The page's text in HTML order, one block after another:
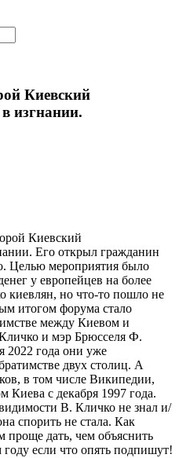
Киевский
изгнании.
Киевский
Его открыл гражданин
Целью мероприятия было
у европейцев на более
киевлян, но что-то пошло не
итогом форума стало
между Киевом и
и мэр Брюсселя Ф.
2022 года они уже
двух столиц. А
в том числе Википедии,
Киева с декабря 1997 года.
В. Кличко не знал и/
спорить не стала. Как
дать, чем объяснить
если что опять подпишут!